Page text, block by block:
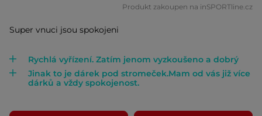
Produkt zakoupen na inSPORTline.cz
Super vnuci jsou spokojeni
Rychlá vyřízení. Zatím jenom vyzkoušeno a dobrý
Jinak to je dárek pod stromeček.Mam od vás již více
dárků a vždy spokojenost.